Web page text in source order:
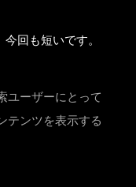
回も短いです。
ユーザーにとって
テンツを表示する